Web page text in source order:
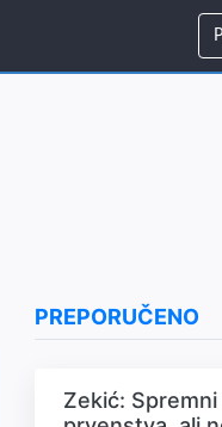
PREPORUČENO
Zekić: